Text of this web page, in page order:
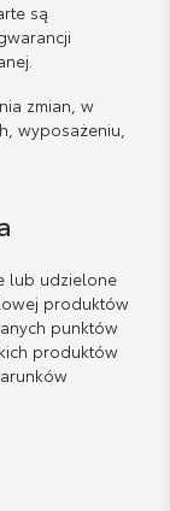
są
zmian, w
wyposażeniu,
lub udzielone
produktów
punktów
produktów